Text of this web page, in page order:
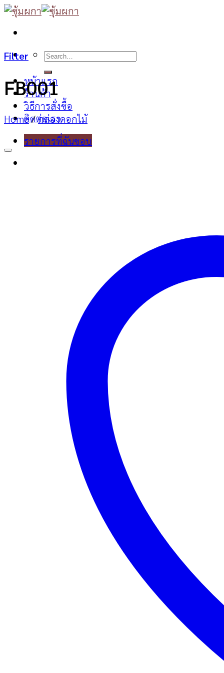
Skip
content
Search
หน้าแรก
ร้านค้า
วิธีการสั่งซื้อ
ติดต่อเรา
รายการที่ฉันชอบ
Filter
FB001
Home / กล่องดอกไม้